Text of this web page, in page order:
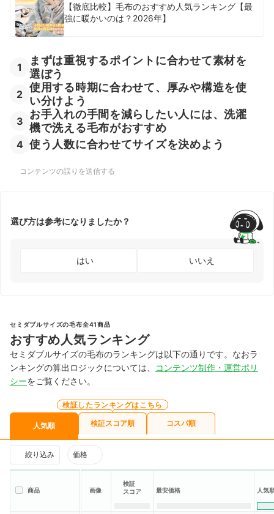
【徹底比較】毛布のおすすめ人気ランキング【最
強に暖かいのは？2026年】
1
まずは重視するポイントに合わせて素材を
選ぼう
2
使用する時期に合わせて、厚みや構造を使
い分けよう
3
お手入れの手間を減らしたい人には、洗濯
機で洗える毛布がおすすめ
4 使う人数に合わせてサイズを決めよう
コンテンツの誤りを送信する
選び方は参考になりましたか？
はい いいえ
セミダブルサイズの毛布全41商品
おすすめ人気ランキング
セミダブルサイズの毛布のランキングは以下の通りです。なおラ
ンキングの算出ロジックについては、
コンテンツ制作・運営ポリ
シーをご覧ください。
人気順
検証したランキングはこちら
検証スコア順 コスパ順
絞り込み 価格
商品 画像
検証
スコア
最安価格 人気